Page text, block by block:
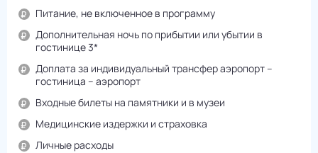
Питание, не включенное в программу
Дополнительная ночь по прибытии или убытии в
гостинице 3*
Доплата за индивидуальный трансфер аэропорт –
гостиница – аэропорт
Входные билеты на памятники и в музеи
Медицинские издержки и страховка
Личные расходы